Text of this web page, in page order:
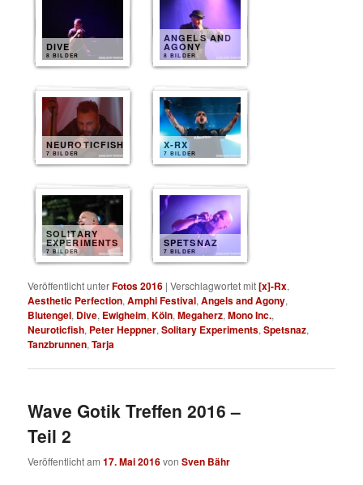
DIVE
8 BILDER
ANGELS AND
AGONY
8 BILDER
NEUROTICFISH
7 BILDER
X-RX
7 BILDER
SOLITARY
EXPERIMENTS
7 BILDER
SPETSNAZ
7 BILDER
Veröffentlicht unterFotos 2016 |Verschlagwortet mit[x]-Rx,
Aesthetic Perfection,Amphi Festival,Angels and Agony,
Blutengel, Dive, Ewigheim,Köln,Megaherz,Mono Inc.,
Neuroticfish, Peter Heppner,Solitary Experiments,Spetsnaz,
Tanzbrunnen,Tarja
Wave Gotik Treffen 2016 –
Teil 2
Veröffentlicht am17. Mai 2016vonSven Bähr